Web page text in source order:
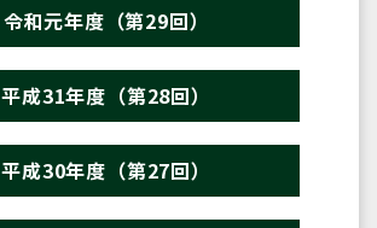
令和元年度（第29回）
平成31年度（第28回）
平成30年度（第27回）